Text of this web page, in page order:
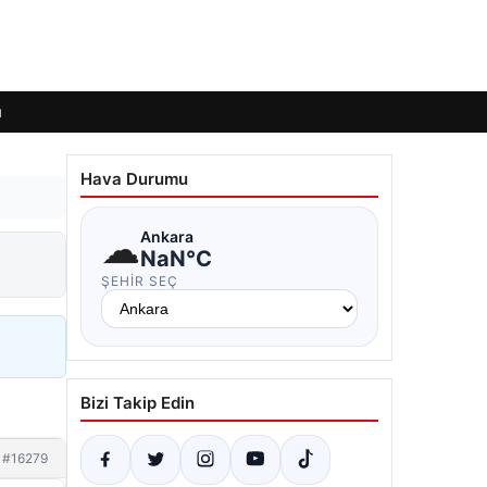
#16279
Hava Durumu
☁Ankara
NaN°C
ŞEHIR SEÇ
Bizi Takip Edin